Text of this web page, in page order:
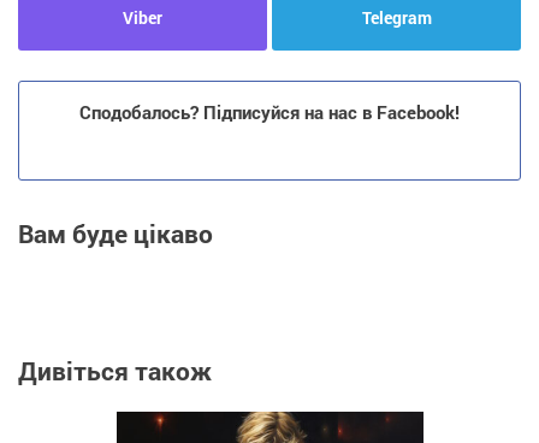
Viber Telegram
Сподобалось? Підписуйся на нас в Facebook!
Вам буде цікаво
Дивіться також